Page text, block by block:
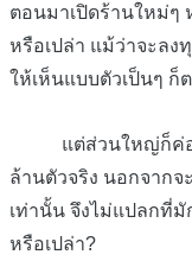
ตอนมาเปิดร้านใหม่ๆ
หรือเปล่า แม้ว่าจะลง
ให้เห็นแบบตัวเป็นๆ ก็
แต่ส่วนใหญ่ก็ค่
ล้านตัวจริง นอกจาก
เท่านั้น จึงไม่แปลกที่
หรือเปล่า?